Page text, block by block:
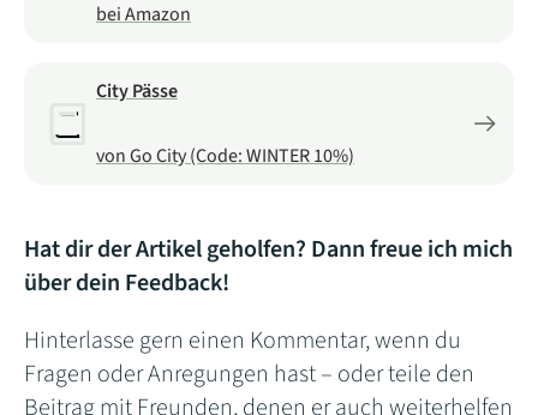
bei Amazon
City Pässe
von Go City (Code: WINTER 10%)
Hat dir der Artikel geholfen? Dann freue ich mich
über dein Feedback!
Hinterlasse gern einen Kommentar, wenn du
Fragen oder Anregungen hast – oder teile den
Beitrag mit Freunden, denen er auch weiterhelfen